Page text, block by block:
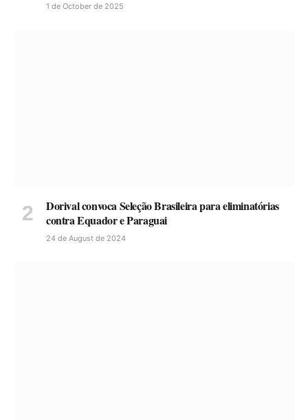
1 de October de 2025
Dorival convoca Seleção Brasileira para eliminatórias
contra Equador e Paraguai
24 de August de 2024